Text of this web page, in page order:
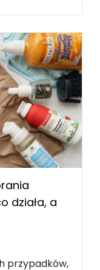
działa, a
przypadków,